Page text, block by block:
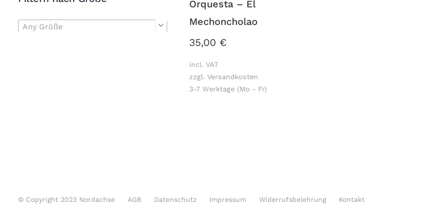
Orquesta – El
Mechoncholao
35,00 €
incl. VAT
zzgl. Versandkosten
3-7 Werktage (Mo - Fr)
Any Größe 
© Copyright 2023 Nordachse AGB Datenschutz Impressum Widerrufsbelehrung Kontakt